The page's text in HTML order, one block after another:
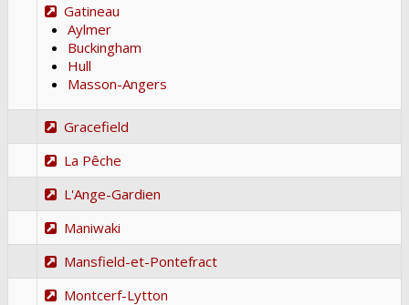
Gatineau
Aylmer
Buckingham
Hull
Masson-Angers
Gracefield
La Pêche
L'Ange-Gardien
Maniwaki
Mansfield-et-Pontefract
Montcerf-Lytton